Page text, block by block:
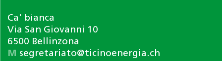
Ca' bianca
Via San Giovanni 10
6500 Bellinzona
M segretariato@ticinoenergia.ch